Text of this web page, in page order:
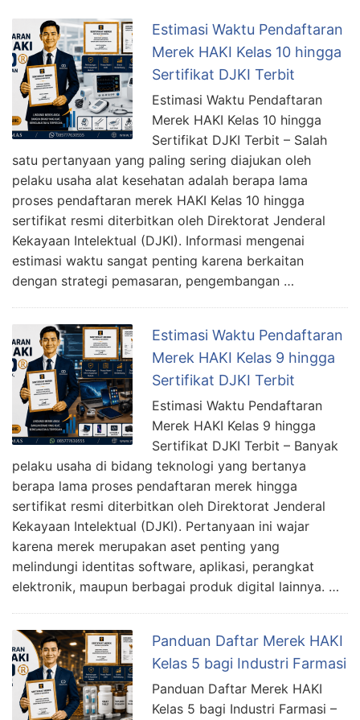
Estimasi Waktu Pendaftaran
Merek HAKI Kelas 10 hingga
Sertifikat DJKI Terbit
Estimasi Waktu Pendaftaran
Merek HAKI Kelas 10 hingga
Sertifikat DJKI Terbit – Salah
satu pertanyaan yang paling sering diajukan oleh
pelaku usaha alat kesehatan adalah berapa lama
proses pendaftaran merek HAKI Kelas 10 hingga
sertifikat resmi diterbitkan oleh Direktorat Jenderal
Kekayaan Intelektual (DJKI). Informasi mengenai
estimasi waktu sangat penting karena berkaitan
dengan strategi pemasaran, pengembangan …
Estimasi Waktu Pendaftaran
Merek HAKI Kelas 9 hingga
Sertifikat DJKI Terbit
Estimasi Waktu Pendaftaran
Merek HAKI Kelas 9 hingga
Sertifikat DJKI Terbit – Banyak
pelaku usaha di bidang teknologi yang bertanya
berapa lama proses pendaftaran merek hingga
sertifikat resmi diterbitkan oleh Direktorat Jenderal
Kekayaan Intelektual (DJKI). Pertanyaan ini wajar
karena merek merupakan aset penting yang
melindungi identitas software, aplikasi, perangkat
elektronik, maupun berbagai produk digital lainnya. …
Panduan Daftar Merek HAKI
Kelas 5 bagi Industri Farmasi
Panduan Daftar Merek HAKI
Kelas 5 bagi Industri Farmasi –